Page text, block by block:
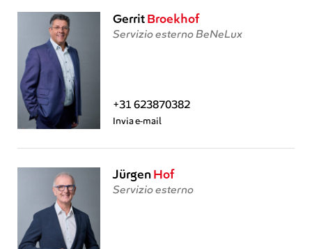
Gerrit Broekhof
Servizio esterno BeNeLux
+31 623870382
Invia e-mail
Jürgen Hof
Servizio esterno